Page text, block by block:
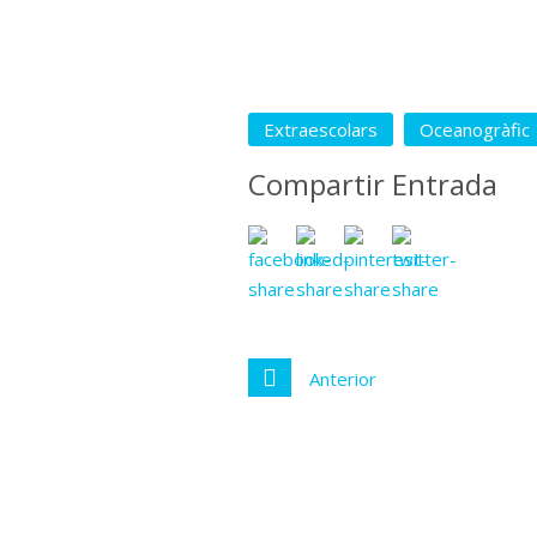
Extraescolars Oceanogràfic
Compartir Entrada
Anterior